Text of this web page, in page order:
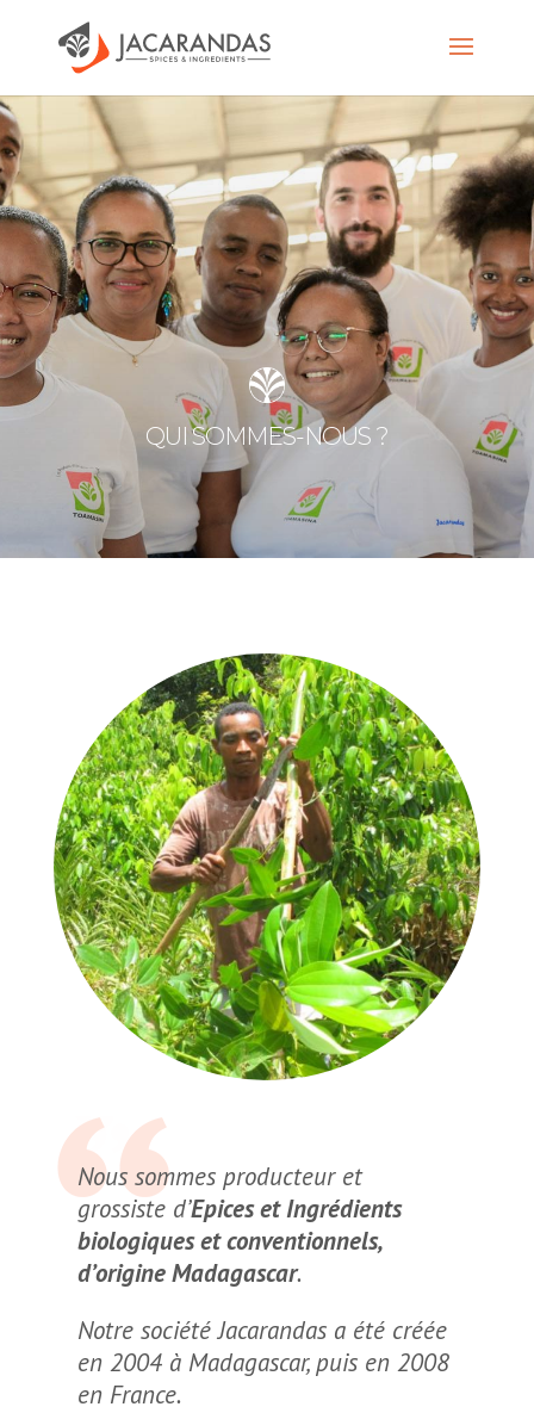
QUI SOMMES-NOUS ?
Nous sommes producteur et
grossiste d’Epices et Ingrédients
biologiques et conventionnels,
d’origine Madagascar.
Notre société Jacarandas a été créée
en 2004 à Madagascar, puis en 2008
en France.